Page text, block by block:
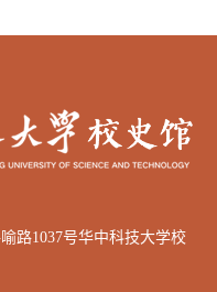
路1037号华中科技大学校